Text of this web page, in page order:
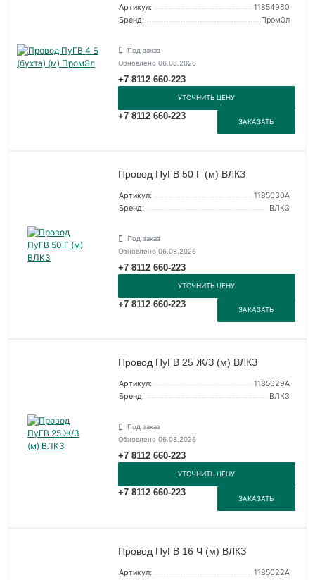
Артикул:
11854960
Бренд:
ПромЭл
Под заказ
Обновлено 06.08.2026
+7 8112 660-223
УТОЧНИТЬ ЦЕНУ
+7 8112 660-223
ЗАКАЗАТЬ
Провод ПуГВ 50 Г (м) ВЛКЗ
Артикул:
1185030А
Бренд:
ВЛКЗ
Под заказ
Обновлено 06.08.2026
+7 8112 660-223
УТОЧНИТЬ ЦЕНУ
+7 8112 660-223
ЗАКАЗАТЬ
Провод ПуГВ 25 Ж/З (м) ВЛКЗ
Артикул:
1185029А
Бренд:
ВЛКЗ
Под заказ
Обновлено 06.08.2026
+7 8112 660-223
УТОЧНИТЬ ЦЕНУ
+7 8112 660-223
ЗАКАЗАТЬ
Провод ПуГВ 16 Ч (м) ВЛКЗ
Артикул:
1185022А